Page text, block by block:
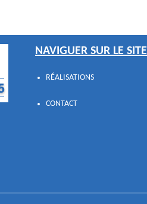
NAVIGUER SUR LE SITE
RÉALISATIONS
CONTACT